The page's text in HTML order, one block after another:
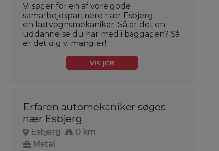
Vi søger for en af vore gode
samarbejdspartnere nær Esbjerg
en lastvognsmekaniker. Så er det en
uddannelse du har med i baggagen? Så
er det dig vi mangler!
VIS JOB
Erfaren automekaniker søges
nær Esbjerg
Esbjerg
0 km
Metal